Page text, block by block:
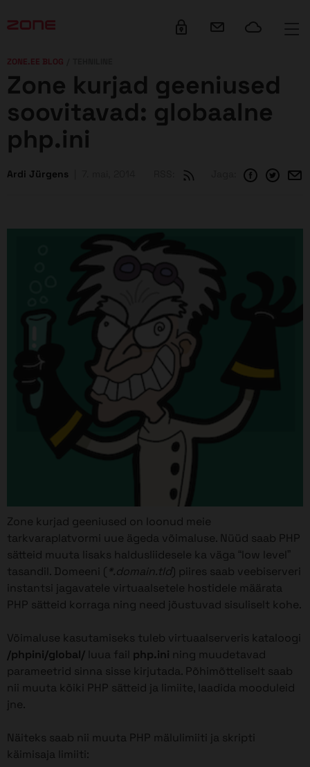
ZONE.EE BLOG
Zone kurjad geeniused
soovitavad: globaalne
php.ini
Ardi Jürgens
Zone kurjad geeniused on loonud meie
tarkvaraplatvormi uue ägeda võimaluse. Nüüd saab PHP
sätteid muuta lisaks haldusliidesele ka väga “low level”
tasandil. Domeeni ( *.domain.tld) piires saab veebiserveri
instantsi jagavatele virtuaalsetele hostidele määrata
PHP sätteid korraga ning need jõustuvad sisuliselt kohe.
Võimaluse kasutamiseks tuleb virtuaalserveris kataloogi
/phpini/global/ luua fail php.ini ning muudetavad
parameetrid sinna sisse kirjutada. Põhimõtteliselt saab
nii muuta kõiki PHP sätteid ja limiite, laadida mooduleid
jne.
Näiteks saab nii muuta PHP mälulimiiti ja skripti
käimisaja limiiti: